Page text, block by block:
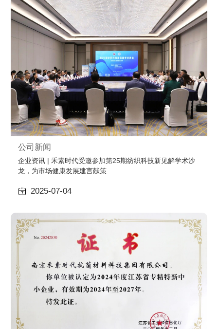
公司新闻
企业资讯 | 禾素时代受邀参加第25期纺织科技新见解学术沙
龙，为市场健康发展建言献策
2025-07-04